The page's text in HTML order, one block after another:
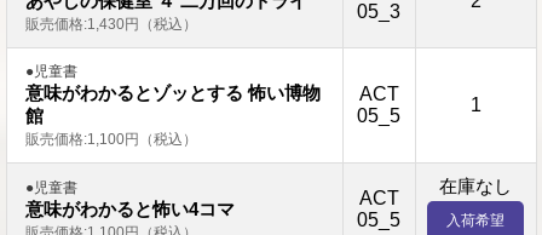
販売価格:1,430円（税込）
05_3
●児童書
意味がわかるとゾッとする 怖い博物
館
販売価格:1,100円（税込）
ACT
05_5
1
●児童書
意味がわかると怖い4コマ
ACT
05_5
在庫なし
入荷希望